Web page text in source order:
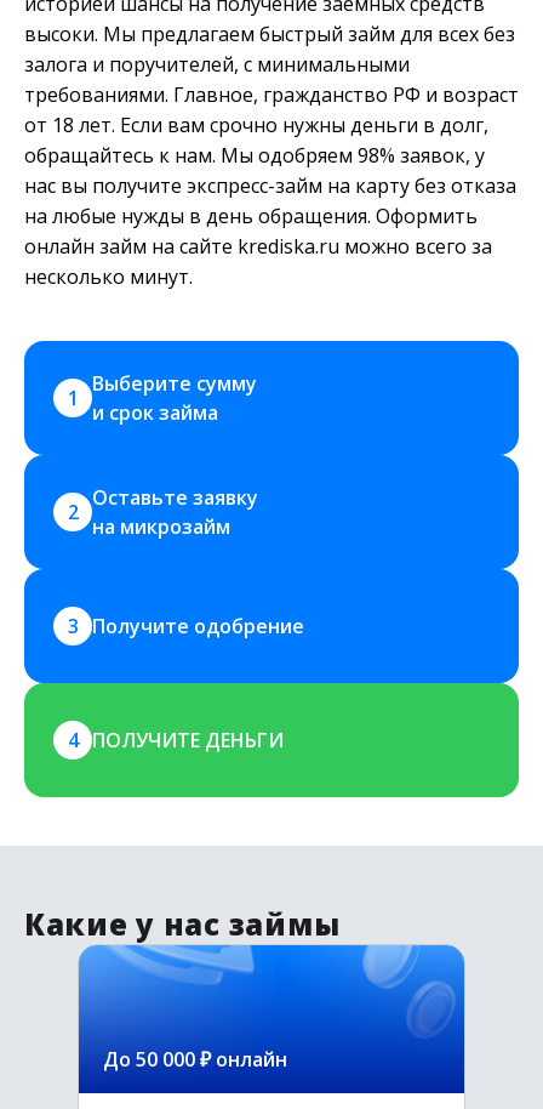
высоки. Мы предлагаем быстрый займ для всех без
залога и поручителей, с минимальными
требованиями. Главное, гражданство РФ и возраст
от 18 лет. Если вам срочно нужны деньги в долг,
обращайтесь к нам. Мы одобряем 98% заявок, у
нас вы получите экспресс-займ на карту без отказа
на любые нужды в день обращения. Оформить
онлайн займ на сайте krediska.ru можно всего за
несколько минут.
1
Выберите сумму
и срок займа
2
Оставьте заявку
на микрозайм
3 Получите одобрение
4 ПОЛУЧИТЕ ДЕНЬГИ
Какие у нас займы
До 50 000 ₽ онлайн